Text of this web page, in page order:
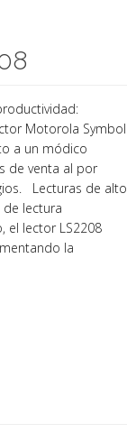
Motorola Symbol
a un módico
de venta al por
Lecturas de alto
lectura
el lector LS2208
la